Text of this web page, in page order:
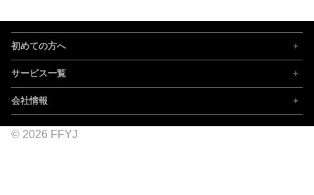
初めての方へ
サービス一覧
会社情報
© 2026 FFYJ